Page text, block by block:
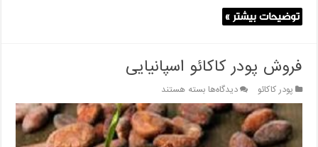
توضیحات بیشتر »
فروش پودر کاکائو اسپانیایی
پودر کاکائو دیدگاه‌هابرای
فروش
پودر
کاکائو
اسپانیایی
بسته هستند